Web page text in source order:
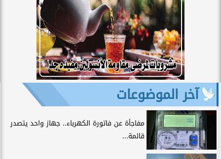
آخر الموضوعات
مفاجأة عن فاتورة الكهرباء.. جهاز واحد يتصدر
قائمة...